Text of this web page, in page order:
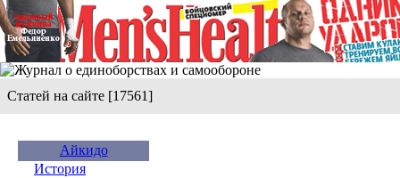
Статей на сайте [17561]
Айкидо
История